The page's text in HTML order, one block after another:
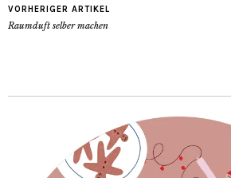
VORHERIGER ARTIKEL
Raumduft selber machen